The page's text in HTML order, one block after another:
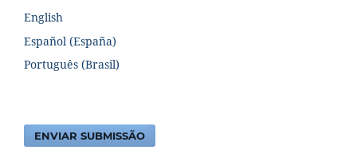
English
Español (España)
Português (Brasil)
ENVIAR SUBMISSÃO